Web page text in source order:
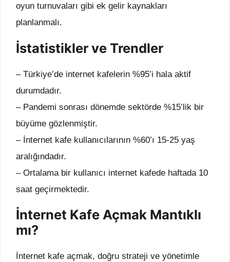
oyun turnuvaları gibi ek gelir kaynakları
planlanmalı.
İstatistikler ve Trendler
– Türkiye’de internet kafelerin %95’i hala aktif
durumdadır.
– Pandemi sonrası dönemde sektörde %15’lik bir
büyüme gözlenmiştir.
– İnternet kafe kullanıcılarının %60’ı 15-25 yaş
aralığındadır.
– Ortalama bir kullanıcı internet kafede haftada 10
saat geçirmektedir.
İnternet Kafe Açmak Mantıklı
mı?
İnternet kafe açmak, doğru strateji ve yönetimle